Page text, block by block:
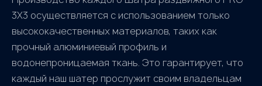
3X3 осуществляется с использованием только
высококачественных материалов, таких как
прочный алюминиевый профиль и
водонепроницаемая ткань. Это гарантирует, что
каждый наш шатер прослужит своим владельцам